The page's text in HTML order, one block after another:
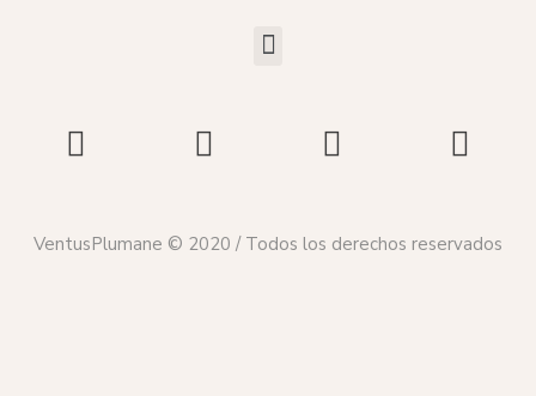
VentusPlumane © 2020 / Todos los derechos reservados